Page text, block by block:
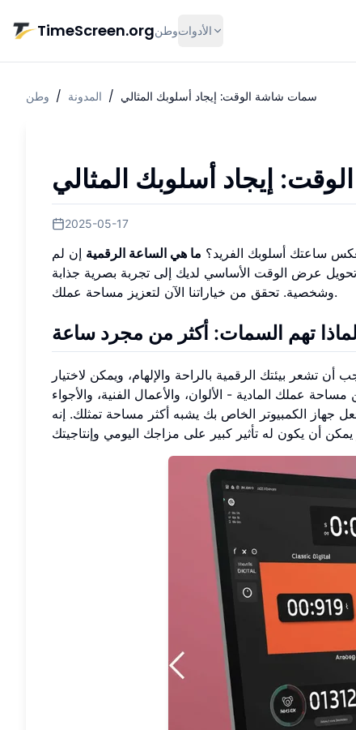
TimeScreen.orgوطنالأدوات
وطن / المدونة / سمات شاشة الوقت: إيجاد أسلوبك المثالي
إيجاد أسلوبك المثالي
2025-05-17
ساعتك أسلوبك الفريد؟ ما هي الساعة الرقمية إن لم
عرض الوقت الأساسي لديك إلى تجربة بصرية جذابة
وشخصية. تحقق من خياراتنا الآن لتعزيز مساحة عملك.
لماذا تهم السمات: أكثر من مجرد ساعة
تشعر بيئتك الرقمية بالراحة والإلهام، ويمكن لاختيار
عملك المادية - الألوان، والأعمال الفنية، والأجواء
جهاز الكمبيوتر الخاص بك يشبه أكثر مساحة تمثلك. إنه